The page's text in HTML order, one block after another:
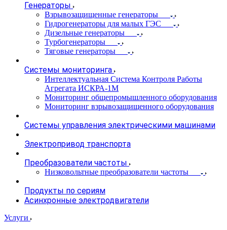
Генераторы
Взрывозащищенные генераторы
Гидрогенераторы для малых ГЭС
Дизельные генераторы
Турбогенераторы
Тяговые генераторы
Системы мониторинга
Интеллектуальная Система Контроля Работы
Агрегата ИСКРА-1М
Мониторинг общепромышленного оборудования
Мониторинг взрывозащищенного оборудования
Системы управления электрическими машинами
Электропривод транспорта
Преобразователи частоты
Низковольтные преобразователи частоты
Продукты по сериям
Асинхронные электродвигатели
Услуги